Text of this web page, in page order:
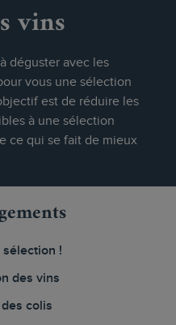
vins
déguster avec les
vous une sélection
est de réduire les
à une sélection
ce qui se fait de mieux
!
des vins
colis